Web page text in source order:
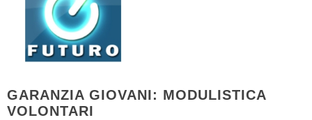
GARANZIA GIOVANI: MODULISTICA
VOLONTARI